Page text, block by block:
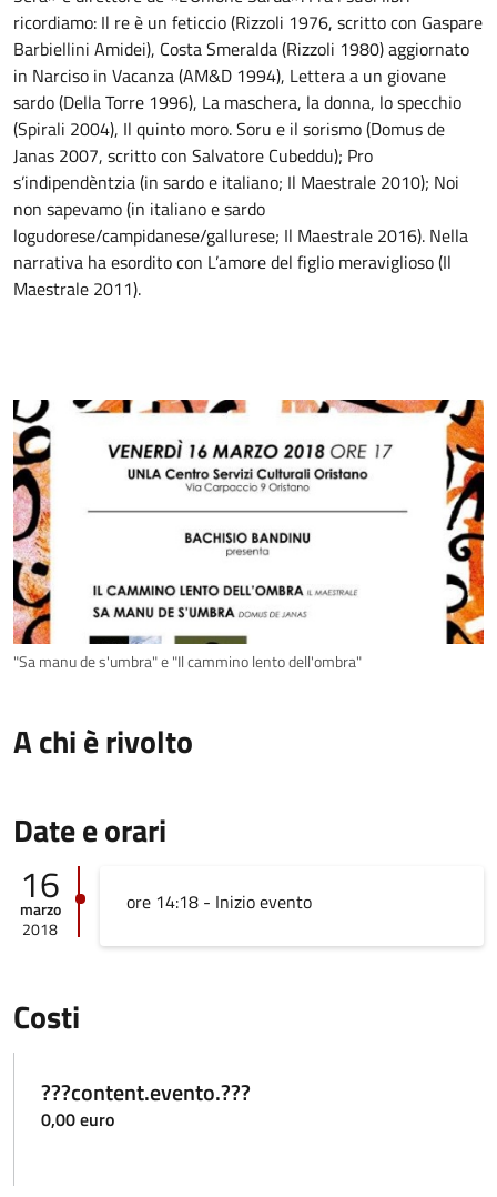
ricordiamo: Il re è un feticcio (Rizzoli 1976, scritto con Gaspare
Barbiellini Amidei), Costa Smeralda (Rizzoli 1980) aggiornato
in Narciso in Vacanza (AM&D 1994), Lettera a un giovane
sardo (Della Torre 1996), La maschera, la donna, lo specchio
(Spirali 2004), Il quinto moro. Soru e il sorismo (Domus de
Janas 2007, scritto con Salvatore Cubeddu); Pro
s’indipendèntzia (in sardo e italiano; Il Maestrale 2010); Noi
non sapevamo (in italiano e sardo
logudorese/campidanese/gallurese; Il Maestrale 2016). Nella
narrativa ha esordito con L’amore del figlio meraviglioso (Il
Maestrale 2011).
"Sa manu de s'umbra" e "Il cammino lento dell'ombra"
A chi è rivolto
Date e orari
16
marzo
2018
ore 14:18 - Inizio evento
Costi
???content.evento.???
0,00 euro